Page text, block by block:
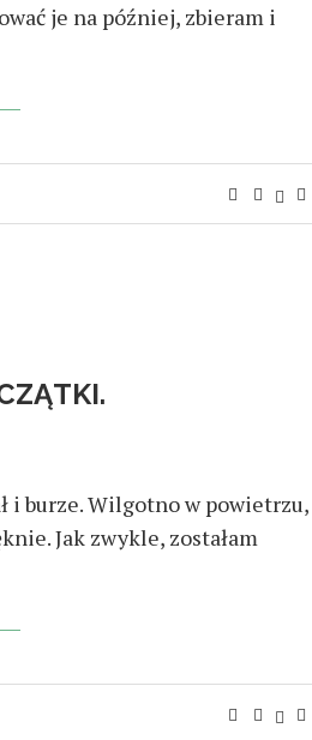
je na później, zbieram i
i burze. Wilgotno w powietrzu,
Jak zwykle, zostałam